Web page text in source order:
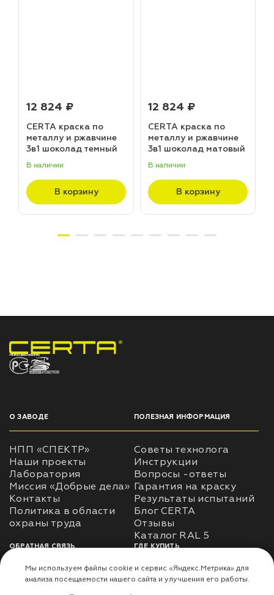
12 824 ₽
CERTA краска по
металлу и ржавчине
3в1 шоколад темный
(20,0кг)
В наличии
В корзину
12 824 ₽
CERTA краска по
металлу и ржавчине
3в1 шоколад матовый
В наличии
В корзину
НПП «СПЕКТР» ЗАВОД ЛАКОКРАСОЧНЫХ МАТЕРИАЛОВ
О ЗАВОДЕ
НПП «СПЕКТР»
Наши проекты
Лаборатория
Миссия «Добрые дела»
Контакты
Политика в области
ПОЛЕЗНАЯ ИНФОРМАЦИЯ
Советы технолога
Инструкции
Вопросы -ответы
Гарантия на краску
Результаты испытаний
Блог CERTA
Отзывы
Каталог RAL 5
ОБРАТНАЯ СВЯЗЬ
Использование
ГДЕ КУПИТЬ
Доставка